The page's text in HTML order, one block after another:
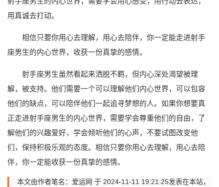
用真诚去打动。
相信只要你用心去理解，用心去陪伴，你一定能走进射手
座男生的内心世界，收获一份真挚的感情。
射手座男生虽然看起来洒脱不羁，但内心深处渴望被理
解，被支持。他们需要一个可以理解他们内心世界，可以包容
他们的缺点，可以陪伴他们一起追寻梦想的人。如果你想要真
正走进射手座男生的内心世界，需要学会尊重他们的自由，了
解他们的兴趣爱好，学会倾听他们的心声，不要试图改变他
们，保持积极乐观的态度。相信只要你用心去理解，用心去陪
伴，你一定能收获一份真挚的感情。
本文由作者笔名：爱运网 于 2024-11-11 19:21:25发表在本站，